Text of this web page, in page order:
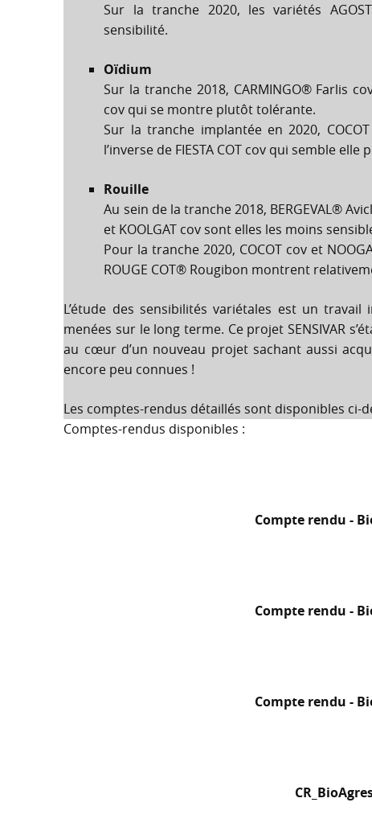
Sur la tranche 2020, les variétés
sensibilité.
Oïdium
Sur la tranche 2018, CARMINGO® Farlis
cov qui se montre plutôt tolérante.
Sur la tranche implantée en 2020,
l’inverse de FIESTA COT cov qui semble elle
Rouille
Au sein de la tranche 2018, BERGEVAL®
et KOOLGAT cov sont elles les moins
Pour la tranche 2020, COCOT cov et
ROUGE COT® Rougibon montrent
L’étude des sensibilités variétales est un
menées sur le long terme. Ce projet SENSIVAR
au cœur d’un nouveau projet sachant aussi
encore peu connues !
Les comptes-rendus détaillés sont disponibles ci-
Comptes-rendus disponibles :
Compte rendu -
Compte rendu -
Compte rendu -